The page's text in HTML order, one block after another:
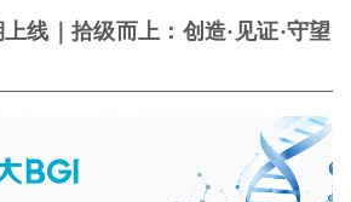
上线｜拾级而上：创造·见证·守望